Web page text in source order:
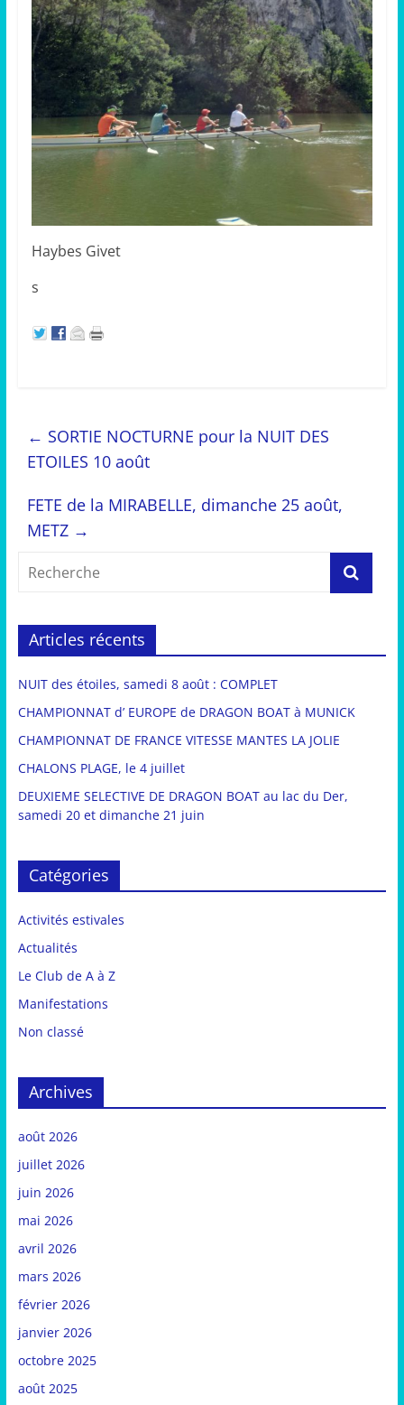
Haybes Givet
s
← SORTIE NOCTURNE pour la NUIT DES
ETOILES 10 août
FETE de la MIRABELLE, dimanche 25 août,
METZ →
Articles récents
NUIT des étoiles, samedi 8 août : COMPLET
CHAMPIONNAT d’ EUROPE de DRAGON BOAT à MUNICK
CHAMPIONNAT DE FRANCE VITESSE MANTES LA JOLIE
CHALONS PLAGE, le 4 juillet
DEUXIEME SELECTIVE DE DRAGON BOAT au lac du Der,
samedi 20 et dimanche 21 juin
Catégories
Activités estivales
Actualités
Le Club de A à Z
Manifestations
Non classé
Archives
août 2026
juillet 2026
juin 2026
mai 2026
avril 2026
mars 2026
février 2026
janvier 2026
octobre 2025
août 2025